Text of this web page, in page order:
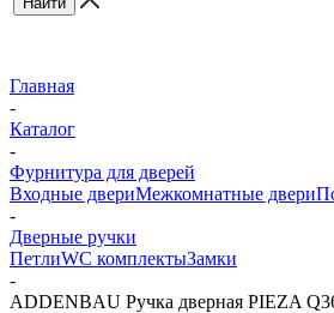
Главная
-
Каталог
-
Фурнитура для дверей
Входные двериМежкомнатные двери
-
Дверные ручки
ПетлиWC комплектыЗамки
-
ADDENBAU Ручка дверная PIEZA